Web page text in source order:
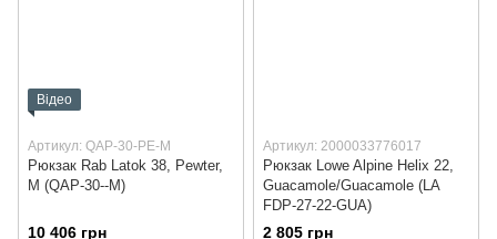
Відео
Артикул: QAP-30-PE-M
Рюкзак Rab Latok 38, Pewter,
M (QAP-30--M)
10 406 грн
Артикул: 2000033776017
Рюкзак Lowe Alpine Helix 22,
Guacamole/Guacamole (LA
FDP-27-22-GUA)
2 805 грн